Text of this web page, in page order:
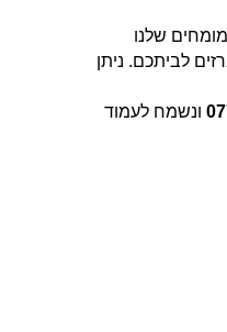
שלנו
לביתכם. ניתן
ונשמח לעמוד